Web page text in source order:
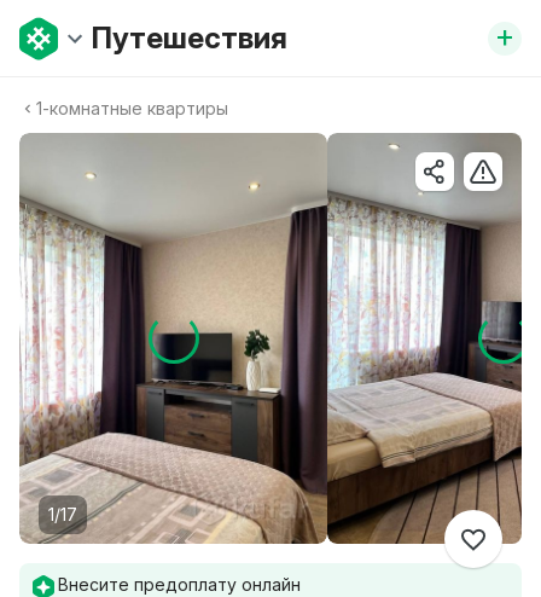
Путешествия +
1-комнатные квартиры
1/17
Внесите предоплату онлайн